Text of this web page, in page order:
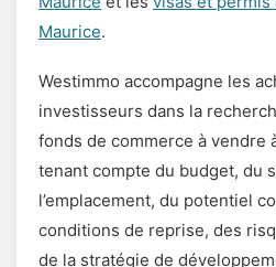
Maurice.
Westimmo accompagne les
investisseurs dans la
fonds de commerce à vendre
tenant compte du budget, du
l’emplacement, du potentiel
conditions de reprise, des
de la stratégie de